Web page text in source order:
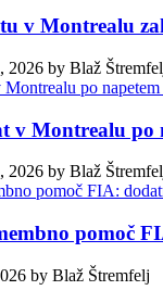
v Montrealu
2026 by Blaž
v Montrealu po
2026 by Blaž
pomoč
by Blaž Štremfelj